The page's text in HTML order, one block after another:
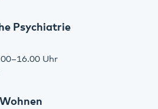
Psychiatrie
Uhr